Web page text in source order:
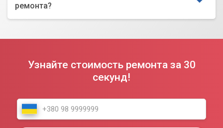
ремонта?
Узнайте стоимость ремонта за 30
секунд!